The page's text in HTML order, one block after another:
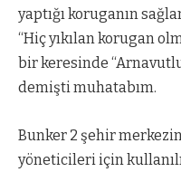
yaptığı koruganın
“Hiç yıkılan korugan
bir keresinde
demişti muhatabım.
Bunker 2 şehir
yöneticileri için